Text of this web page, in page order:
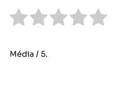
Média / 5.